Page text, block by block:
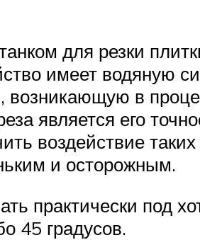
для резки
имеет водяную
в
является его
воздействие
и осторожным.
практически под
45 градусов.